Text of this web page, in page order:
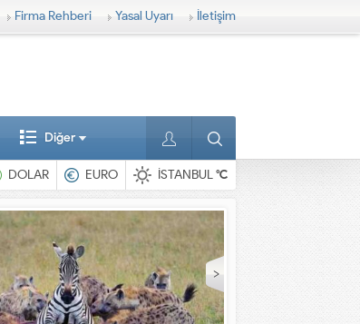
Firma Rehberi Yasal Uyarı İletişim
Diğer
DOLAR EURO İSTANBUL°C